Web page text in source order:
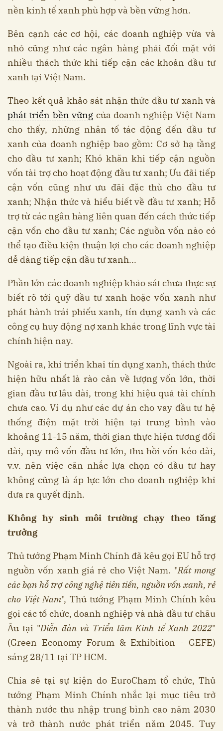
nền kinh tế xanh phù hợp và bền vững hơn.
Bên cạnh các cơ hội, các doanh nghiệp vừa và
nhỏ cũng như các ngân hàng phải đối mặt với
nhiều thách thức khi tiếp cận các khoản đầu tư
xanh tại Việt Nam.
Theo kết quả khảo sát nhận thức đầu tư xanh và
phát triển bền vững của doanh nghiệp Việt Nam
cho thấy, những nhân tố tác động đến đầu tư
xanh của doanh nghiệp bao gồm: Cơ sở hạ tầng
cho đầu tư xanh; Khó khăn khi tiếp cận nguồn
vốn tài trợ cho hoạt động đầu tư xanh; Ưu đãi tiếp
cận vốn cũng như ưu đãi đặc thù cho đầu tư
xanh; Nhận thức và hiểu biết về đầu tư xanh; Hỗ
trợ từ các ngân hàng liên quan đến cách thức tiếp
cận vốn cho đầu tư xanh; Các nguồn vốn nào có
thể tạo điều kiện thuận lợi cho các doanh nghiệp
dễ dàng tiếp cận đầu tư xanh...
Phần lớn các doanh nghiệp khảo sát chưa thực sự
biết rõ tới quỹ đầu tư xanh hoặc vốn xanh như
phát hành trái phiếu xanh, tín dụng xanh và các
công cụ huy động nợ xanh khác trong lĩnh vực tài
chính hiện nay.
Ngoài ra, khi triển khai tín dụng xanh, thách thức
hiện hữu nhất là rào cản về lượng vốn lớn, thời
gian đầu tư lâu dài, trong khi hiệu quả tài chính
chưa cao. Ví dụ như các dự án cho vay đầu tư hệ
thống điện mặt trời hiện tại trung bình vào
khoảng 11-15 năm, thời gian thực hiện tương đối
dài, quy mô vốn đầu tư lớn, thu hồi vốn kéo dài,
v.v. nên việc cân nhắc lựa chọn có đầu tư hay
không cũng là áp lực lớn cho doanh nghiệp khi
đưa ra quyết định.
Không hy sinh môi trường chạy theo tăng
trưởng
Thủ tướng Phạm Minh Chính đã kêu gọi EU hỗ trợ
nguồn vốn xanh giá rẻ cho Việt Nam. "Rất mong
các bạn hỗ trợ công nghệ tiên tiến, nguồn vốn xanh, rẻ
cho Việt Nam", Thủ tướng Phạm Minh Chính kêu
gọi các tổ chức, doanh nghiệp và nhà đầu tư châu
Âu tại "Diễn đàn và Triển lãm Kinh tế Xanh 2022"
(Green Economy Forum & Exhibition - GEFE)
sáng 28/11 tại TP HCM.
Chia sẻ tại sự kiện do EuroCham tổ chức, Thủ
tướng Phạm Minh Chính nhắc lại mục tiêu trở
thành nước thu nhập trung bình cao năm 2030
và trở thành nước phát triển năm 2045. Tuy